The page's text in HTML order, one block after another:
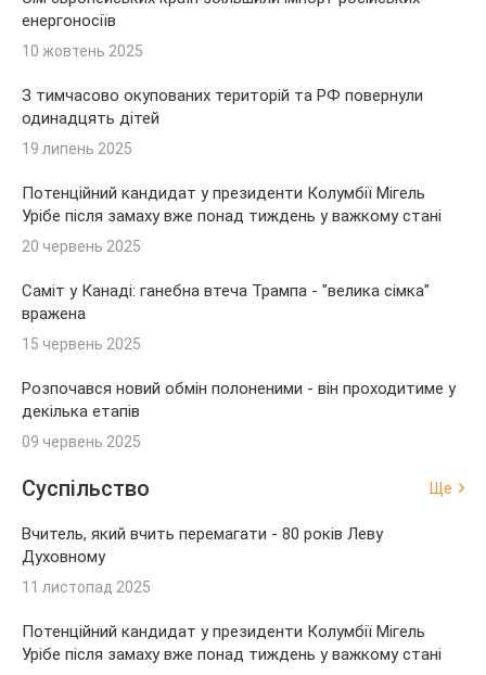
енергоносіїв
10 жовтень 2025
З тимчасово окупованих територій та РФ повернули
одинадцять дітей
19 липень 2025
Потенційний кандидат у президенти Колумбії Мігель
Урібе після замаху вже понад тиждень у важкому стані
20 червень 2025
Саміт у Канаді: ганебна втеча Трампа - "велика сімка"
вражена
15 червень 2025
Розпочався новий обмін полоненими - він проходитиме у
декілька етапів
09 червень 2025
Суспільство Ще
Вчитель, який вчить перемагати - 80 років Леву
Духовному
11 листопад 2025
Потенційний кандидат у президенти Колумбії Мігель
Урібе після замаху вже понад тиждень у важкому стані